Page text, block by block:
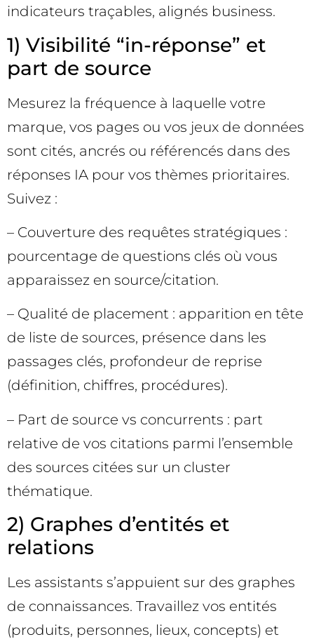
indicateurs traçables, alignés business.
1) Visibilité “in-réponse” et
part de source
Mesurez la fréquence à laquelle votre
marque, vos pages ou vos jeux de données
sont cités, ancrés ou référencés dans des
réponses IA pour vos thèmes prioritaires.
Suivez :
– Couverture des requêtes stratégiques :
pourcentage de questions clés où vous
apparaissez en source/citation.
– Qualité de placement : apparition en tête
de liste de sources, présence dans les
passages clés, profondeur de reprise
(définition, chiffres, procédures).
– Part de source vs concurrents : part
relative de vos citations parmi l’ensemble
des sources citées sur un cluster
thématique.
2) Graphes d’entités et
relations
Les assistants s’appuient sur des graphes
de connaissances. Travaillez vos entités
(produits, personnes, lieux, concepts) et